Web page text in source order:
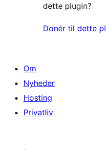
dette plugin?
Donér til dette
Om
Nyheder
Hosting
Privatliv